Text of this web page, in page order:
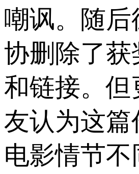
嘲讽。随后
协删除了获
和链接。但
友认为这篇
电影情节不